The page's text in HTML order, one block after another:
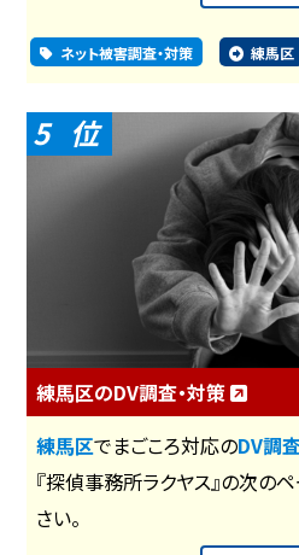
ネット被害調査・対策 練馬区
5
練馬区のDV調査・対策
練馬区でまごころ対応のDV調
『探偵事務所ラクヤス』の次の
さい。